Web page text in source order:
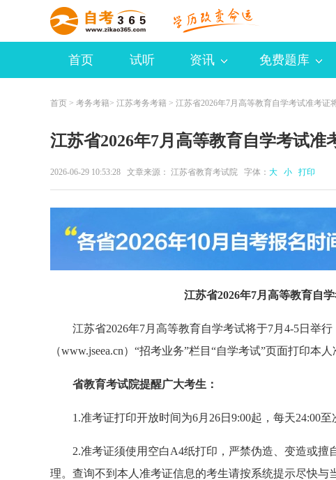
首页 试听 资讯 免费题库
首页 > 考务考籍> 江苏考务考籍 > 江苏省2026年7月高等教育自学考试准考证
江苏省2026年7月高等教育自学考试准
2026-06-29 10:53:28 文章来源： 江苏省教育考试院 字体： 大 小 打印
江苏省2026年7月高等教育自
江苏省2026年7月高等教育自学考试将于7月4-5日举
（www.jseea.cn）“招考业务”栏目“自学考试”页面打印本人
省教育考试院提醒广大考生：
1.准考证打印开放时间为6月26日9:00起，每天24:00
2.准考证须使用空白A4纸打印，严禁伪造、变造或
理。查询不到本人准考证信息的考生请按系统提示尽快与